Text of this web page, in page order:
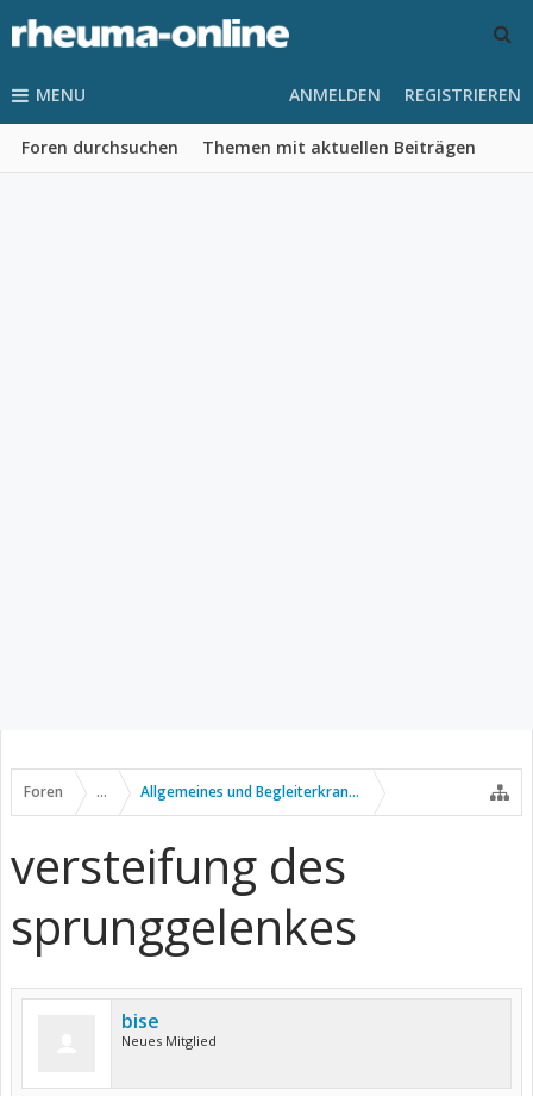
MENU
Foren durchsuchen Themen mit aktuellen Beiträgen
ANMELDEN REGISTRIEREN
Foren ... Allgemeines und Begleiterkrankungen
versteifung des
sprunggelenkes
bise
Neues Mitglied